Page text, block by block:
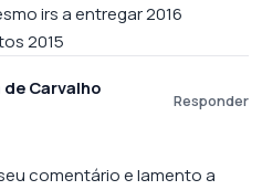
irs a entregar 2016
2015
Carvalho
Responder
comentário e lamento a